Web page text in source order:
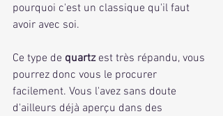
pourquoi c'est un classique qu'il faut
avoir avec soi.
Ce type de quartz est très répandu, vous
pourrez donc vous le procurer
facilement. Vous l'avez sans doute
d'ailleurs déjà aperçu dans des